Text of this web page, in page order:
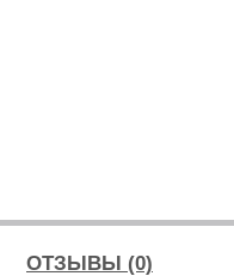
ОТЗЫВЫ (0)